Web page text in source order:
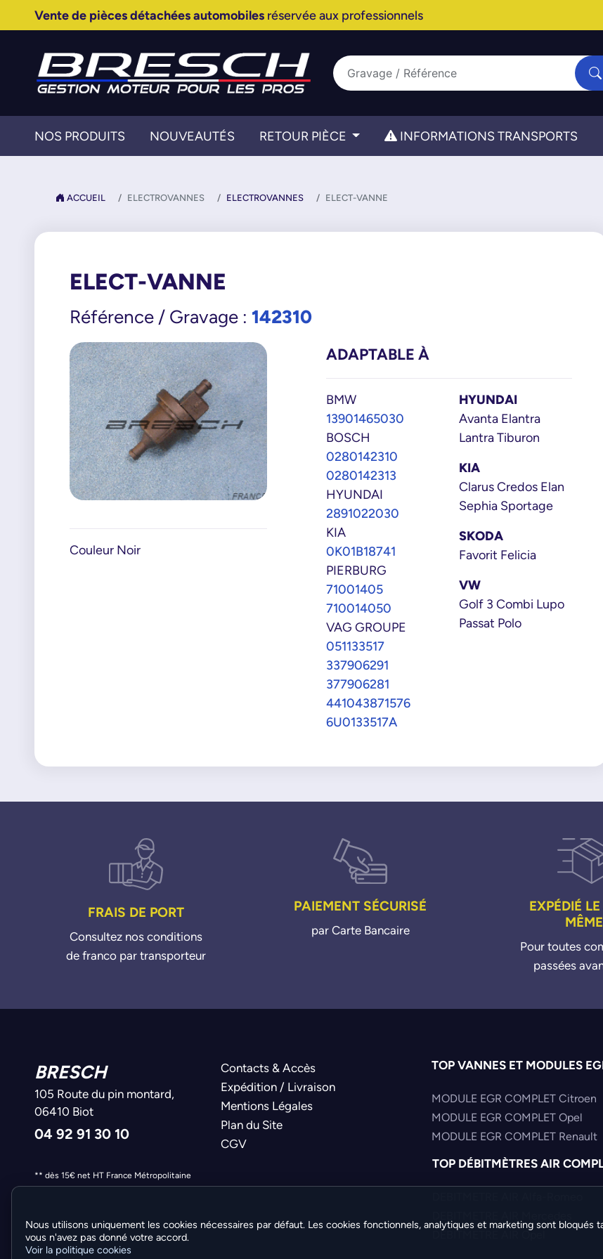
Vente de pièces détachées automobilesréservée aux professionnels
NOS PRODUITS NOUVEAUTÉS RETOUR PIÈCE INFORMATIONS TRANSPORTS
ACCUEIL ELECTROVANNES ELECTROVANNES ELECT-VANNE
ELECT-VANNE
Référence / Gravage : 142310
Couleur Noir
ADAPTABLE À
BMW
13901465030
BOSCH
0280142310
0280142313
HYUNDAI
2891022030
KIA
0K01B18741
PIERBURG
71001405
710014050
VAG GROUPE
051133517
337906291
377906281
441043871576
6U0133517A
HYUNDAI
Avanta Elantra
Lantra Tiburon
KIA
Clarus Credos Elan
Sephia Sportage
SKODA
Favorit Felicia
VW
Golf 3 Combi Lupo
Passat Polo
FRAIS DE PORT
Consultez nos conditions
de franco par transporteur
PAIEMENT SÉCURISÉ
par Carte Bancaire
EXPÉDIÉ
MÊME
Pour toutes
passées
BRESCH
105 Route du pin montard,
06410 Biot
04 92 91 30 10
Contacts & Accès
Expédition / Livraison
Mentions Légales
Plan du Site
CGV
** dès 15€ net HT France Métropolitaine
TOP VANNES ET MODULES
MODULE EGR COMPLET Citroen
MODULE EGR COMPLET Opel
MODULE EGR COMPLET Renault
TOP DÉBITMÈTRES AIR
DEBITMETRE AIR Opel
Nous utilisons uniquement les cookies nécessaires par défaut. Les cookies fonctionnels, analytiques et marketing sont bloqués
vous n'avez pas donné votre accord.
Voir la politique cookies